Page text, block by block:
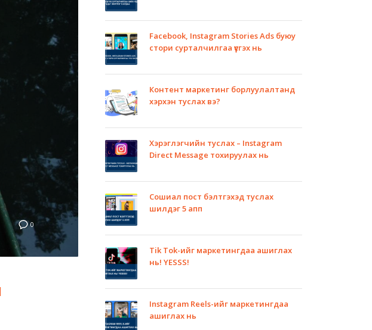
0
Facebook, Instagram Stories Ads буюу
стори сурталчилгаа үүсгэх нь
Контент маркетинг борлуулалтанд
хэрхэн туслах вэ?
Хэрэглэгчийн туслах – Instagram
Direct Message тохируулах нь
Сошиал пост бэлтгэхэд туслах
шилдэг 5 апп
Tik Tok-ийг маркетингдаа ашиглах
нь! YESSS!
Instagram Reels-ийг маркетингдаа
ашиглах нь